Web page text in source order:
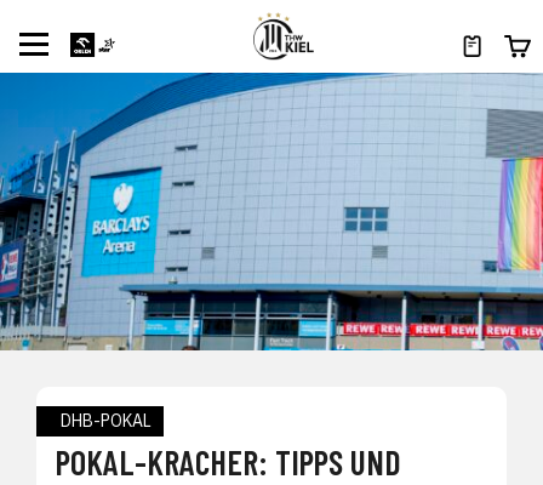
DHB-POKAL
POKAL-KRACHER: TIPPS UND